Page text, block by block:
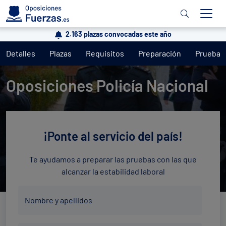
2.163 plazas convocadas este año
Oposiciones Policía Nacional
Detalles Plazas Requisitos Preparación Pruebas
¡Ponte al servicio del país!
Te ayudamos a preparar las pruebas con las que
alcanzar la estabilidad laboral
Nombre y apellidos